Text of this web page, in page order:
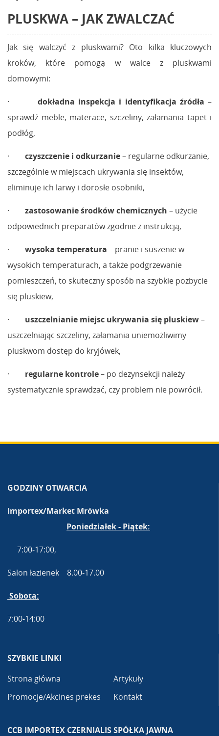
PLUSKWA – JAK ZWALCZAĆ
Jak się walczyć z pluskwami? Oto kilka kluczowych
kroków, które pomogą w walce z pluskwami
domowymi:
· dokładna inspekcja i identyfikacja źródła –
sprawdź meble, materace, szczeliny, załamania tapet i
podłóg,
· czyszczenie i odkurzanie– regularne odkurzanie,
szczególnie w miejscach ukrywania się insektów,
eliminuje ich larwy i dorosłe osobniki,
· zastosowanie środków chemicznych – użycie
odpowiednich preparatów zgodnie z instrukcją,
· wysoka temperatura – pranie i suszenie w
wysokich temperaturach, a także podgrzewanie
pomieszczeń, to skuteczny sposób na szybkie pozbycie
się pluskiew,
· uszczelnianie miejsc ukrywania się pluskiew–
uszczelniając szczeliny, załamania uniemożliwimy
pluskwom dostęp do kryjówek,
· regularne kontrole– po dezynsekcji należy
systematycznie sprawdzać, czy problem nie powrócił.
GODZINY OTWARCIA
Importex/Market Mrówka
Poniedziałek - Piątek:
7:00-17:00,
Salon łazienek 8.00-17.00
Sobota:
7:00-14:00
SZYBKIE LINKI
Strona główna
Promocje/Akcines prekes
Artykuły
Kontakt
CCB IMPORTEX CZERNIALIS SPÓŁKA JAWNA